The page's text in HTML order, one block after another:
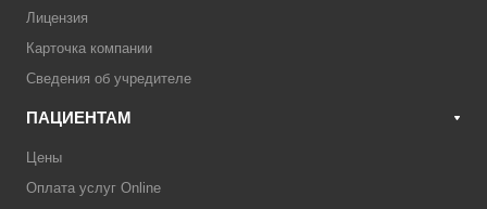
Лицензия
Карточка компании
Сведения об учредителе
ПАЦИЕНТАМ
Цены
Оплата услуг Online